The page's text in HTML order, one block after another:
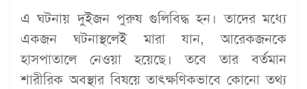
এ ঘটনায় দুইজন পুরুষ গুলিবিদ্ধ হন। তাদের মধ্যে
একজন ঘটনাস্থলেই মারা যান, আরেকজনকে
হাসপাতালে নেওয়া হয়েছে। তবে তার বর্তমান
শারীরিক অবস্থার বিষয়ে তাৎক্ষণিকভাবে কোনো তথ্য